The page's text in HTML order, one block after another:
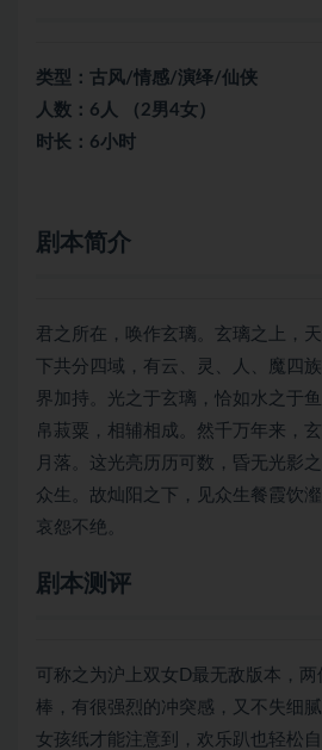
类型：古风/情感/演绎/仙侠
人数：6人 （2男4女）
时长：6小时
剧本简介
君之所在，唤作玄璃。玄璃之上，
下共分四域，有云、灵、人、魔四
界加持。光之于玄璃，恰如水之于
帛菽粟，相辅相成。然千万年来，
月落。这光亮历历可数，昏无光影
众生。故灿阳之下，见众生餐霞饮
哀怨不绝。
剧本测评
可称之为沪上双女D最无敌版本，
棒，有很强烈的冲突感，又不失细
女孩纸才能注意到，欢乐趴也轻松